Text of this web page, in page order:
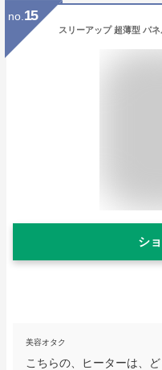
no. 15
シ
美容オタク
こちらの、ヒーターは、